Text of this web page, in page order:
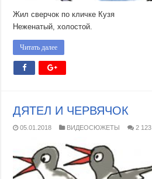
Жил сверчок по кличке Кузя
Неженатый, холостой.
Читать далее
ДЯТЕЛ И ЧЕРВЯЧОК
05.01.2018 ВИДЕОСЮЖЕТЫ 2 123